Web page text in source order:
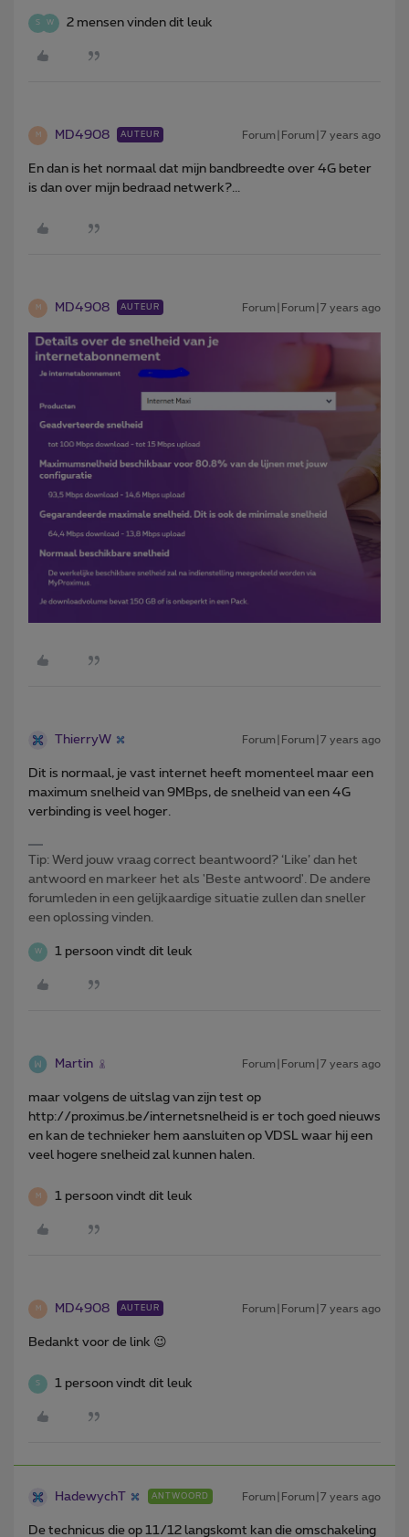
S W 2 mensen vinden dit leuk
M MD4908 AUTEUR Forum|Forum|7 years ago
En dan is het normaal dat mijn bandbreedte over 4G beter
is dan over mijn bedraad netwerk?...
M MD4908 AUTEUR Forum|Forum|7 years ago
ThierryW Forum|Forum|7 years ago
Dit is normaal, je vast internet heeft momenteel maar een
maximum snelheid van 9MBps, de snelheid van een 4G
verbinding is veel hoger.
Tip: Werd jouw vraag correct beantwoord? ‘Like’ dan het
antwoord en markeer het als 'Beste antwoord'. De andere
forumleden in een gelijkaardige situatie zullen dan sneller
een oplossing vinden.
W 1 persoon vindt dit leuk
Martin Forum|Forum|7 years ago
maar volgens de uitslag van zijn test op
http://proximus.be/internetsnelheid is er toch goed nieuws
en kan de technieker hem aansluiten op VDSL waar hij een
veel hogere snelheid zal kunnen halen.
M 1 persoon vindt dit leuk
M MD4908 AUTEUR Forum|Forum|7 years ago
Bedankt voor de link 😉
S 1 persoon vindt dit leuk
HadewychT ANTWOORD Forum|Forum|7 years ago
De technicus die op 11/12 langskomt kan die omschakeling